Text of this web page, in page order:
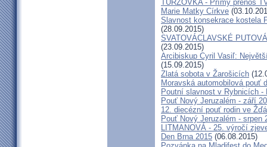
TURZOVKA - Přímý přenos
Marie Matky Církve
Slavnost konsekrace kostela
(28.09.2015)
SVATOVÁCLAVSKÉ
(23.09.2015)
Arcibiskup Cyril Vasiľ:
(15.09.2015)
Zlatá sobota v Žarošicích
Moravská automobilová pouť
Poutní slavnost v Rybnicích -
Pouť Nový Jeruzalém - září
12. diecézní pouť rodin ve
Pouť Nový Jeruzalém - srpen
LITMANOVÁ - 25. výročí
Den Brna 2015 (06.08.2015)